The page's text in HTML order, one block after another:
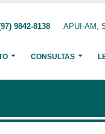
9842-8138 APUI-AM,
CONSULTAS